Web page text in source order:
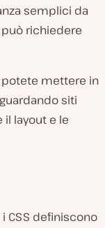
semplici da
richiedere
potete mettere in
siti
layout e le
CSS definiscono